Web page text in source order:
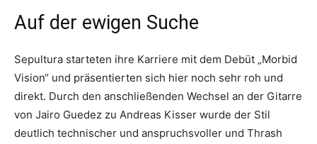
Auf der ewigen Suche
Sepultura starteten ihre Karriere mit dem Debüt „Morbid
Vision“ und präsentierten sich hier noch sehr roh und
direkt. Durch den anschließenden Wechsel an der Gitarre
von Jairo Guedez zu Andreas Kisser wurde der Stil
deutlich technischer und anspruchsvoller und Thrash